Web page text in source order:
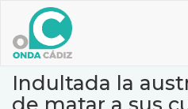
contenido
principal
Indultada la
de matar a sus